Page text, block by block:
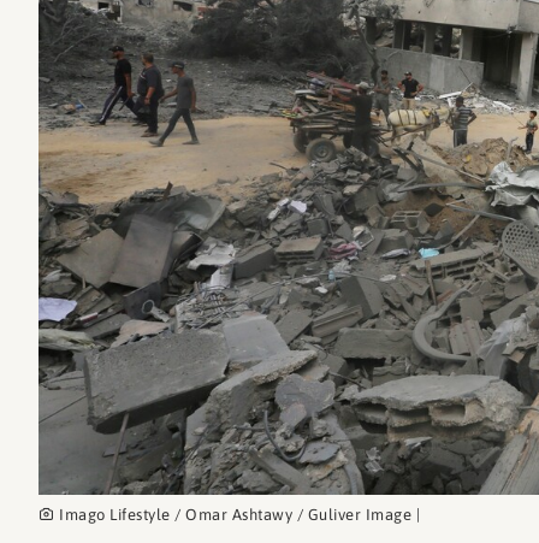
Imago Lifestyle / Omar Ashtawy / Guliver Image |